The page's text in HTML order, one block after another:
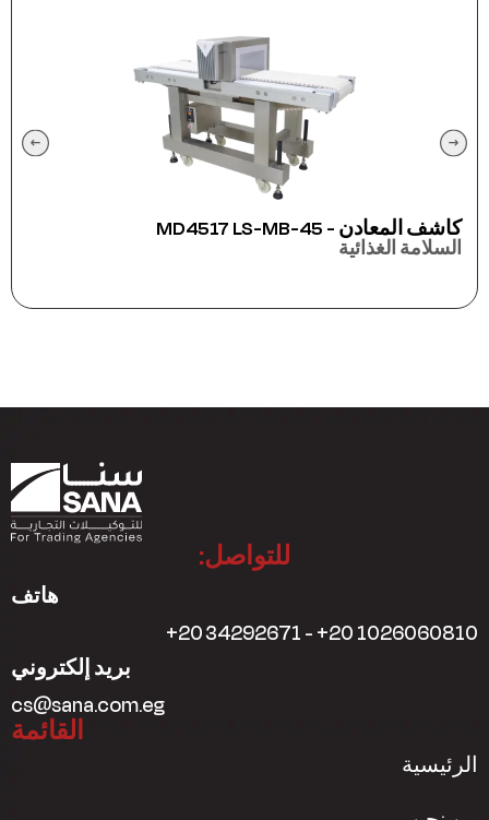
كاشف المعادن - MD4517 LS-MB-45
السلامة الغذائية
للتواصل:
هاتف
+20 34292671 - +20 1026060810
بريد إلكتروني
cs@sana.com.eg
القائمة
الرئيسية